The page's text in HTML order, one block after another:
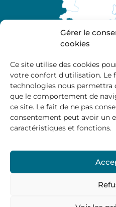
Gérer le
cookies
Ce site utilise des cookies
votre confort d'utilisation. Le
technologies nous permettra
que le comportement de
ce site. Le fait de ne pas
consentement peut avoir un
caractéristiques et fonctions.
A
Site officiel de la
Marche et Combraille en
Horaires
9:00
Vendredi: